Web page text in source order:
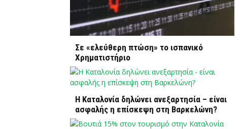
Σε «ελεύθερη πτώση» το ισπανικό
Χρηματιστήριο
Η Καταλονία δηλώνει ανεξαρτησία – είναι
ασφαλής η επίσκεψη στη Βαρκελώνη?